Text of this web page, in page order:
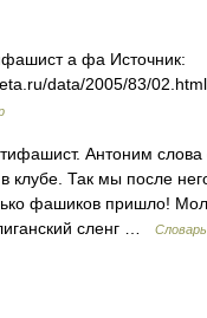
а фа Источник:
data/2005/83/
Антоним
клубе. Так мы после
фашиков пришло!
сленг …